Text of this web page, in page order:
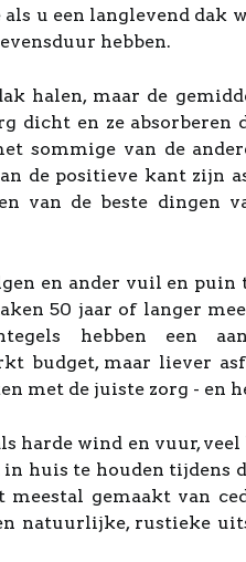
u een langlevend
hebben.
halen, maar de
en ze absorberen
sommige van de
de positieve kant zijn
van de beste dingen
en ander vuil en
50 jaar of langer
hebben een
budget, maar liever
met de juiste zorg - en
harde wind en vuur,
huis te houden tijdens
gemaakt van
natuurlijke, rustieke